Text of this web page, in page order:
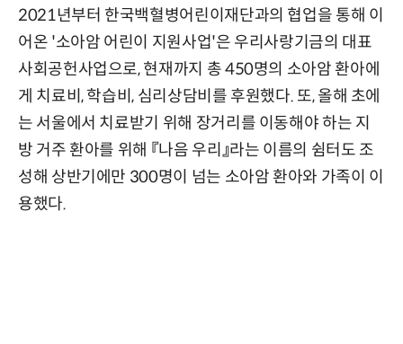
2021년부터 한국백혈병어린이재단과의 협업을 통해 이
어온 '소아암 어린이 지원사업'은 우리사랑기금의 대표
사회공헌사업으로, 현재까지 총 450명의 소아암 환아에
게 치료비, 학습비, 심리상담비를 후원했다. 또, 올해 초에
는 서울에서 치료받기 위해 장거리를 이동해야 하는 지
방 거주 환아를 위해 『나음 우리』라는 이름의 쉼터도 조
성해 상반기에만 300명이 넘는 소아암 환아와 가족이 이
용했다.